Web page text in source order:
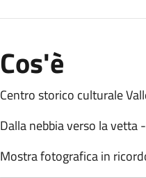
Cos'è
Centro storico culturale
Dalla nebbia verso la
Mostra fotografica in